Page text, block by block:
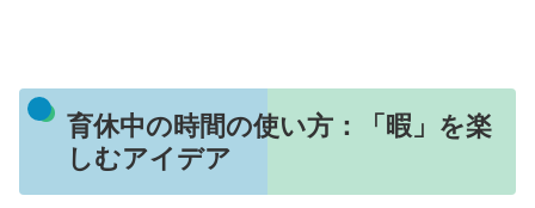
育休中の時間の使い方：「暇」を楽
しむアイデア